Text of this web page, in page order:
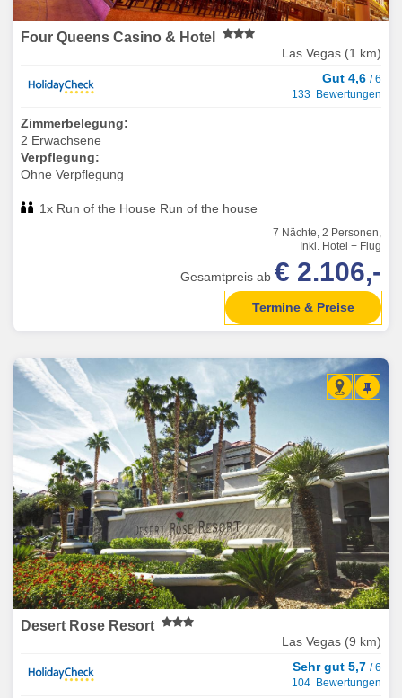
Four Queens Casino & Hotel
Las Vegas (1 km)
Gut 4,6 / 6
133 Bewertungen
Zimmerbelegung:
2 Erwachsene
Verpflegung:
Ohne Verpflegung
1x Run of the House Run of the house
7 Nächte, 2 Personen,
Inkl. Hotel + Flug
Gesamtpreis ab € 2.106,-
Termine & Preise
Desert Rose Resort
Las Vegas (9 km)
Sehr gut 5,7 / 6
104 Bewertungen